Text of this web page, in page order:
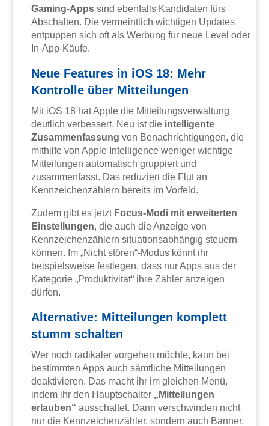
Gaming-Apps sind ebenfalls Kandidaten fürs
Abschalten. Die vermeintlich wichtigen Updates
entpuppen sich oft als Werbung für neue Level oder
In-App-Käufe.
Neue Features in iOS 18: Mehr
Kontrolle über Mitteilungen
Mit iOS 18 hat Apple die Mitteilungsverwaltung
deutlich verbessert. Neu ist die intelligente
Zusammenfassung von Benachrichtigungen, die
mithilfe von Apple Intelligence weniger wichtige
Mitteilungen automatisch gruppiert und
zusammenfasst. Das reduziert die Flut an
Kennzeichenzählern bereits im Vorfeld.
Zudem gibt es jetzt Focus-Modi mit erweiterten
Einstellungen, die auch die Anzeige von
Kennzeichenzählern situationsabhängig steuern
können. Im „Nicht stören“-Modus könnt ihr
beispielsweise festlegen, dass nur Apps aus der
Kategorie „Produktivität“ ihre Zähler anzeigen
dürfen.
Alternative: Mitteilungen komplett
stumm schalten
Wer noch radikaler vorgehen möchte, kann bei
bestimmten Apps auch sämtliche Mitteilungen
deaktivieren. Das macht ihr im gleichen Menü,
indem ihr den Hauptschalter „Mitteilungen
erlauben“ ausschaltet. Dann verschwinden nicht
nur die Kennzeichenzähler, sondern auch Banner,